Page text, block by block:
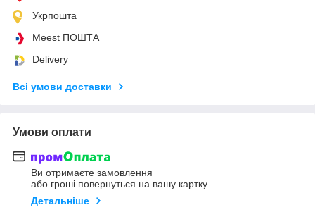
Укрпошта
Meest ПОШТА
Delivery
Всі умови доставки
Умови оплати
Ви отримаєте замовлення
або гроші повернуться на вашу картку
Детальніше